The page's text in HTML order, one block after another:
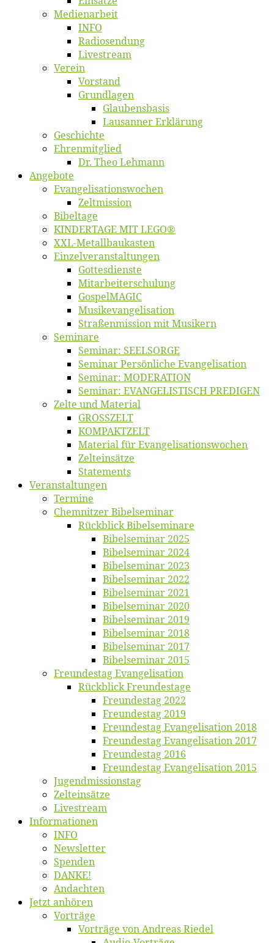
Me­di­en­ar­beit
INFO
Ra­dio­sen­dung
Live­stream
Ver­ein
Vor­stand
Grund­la­gen
Glaubens­ba­sis
Lausan­ner Erklärung
Ge­schich­te
Eh­ren­mit­glied
Dr. Theo Lehmann
An­ge­bo­te
Evangelisa­tions­wo­chen
Zelt­mis­si­on
Bi­bel­ta­ge
KINDERTAGE MIT LEGO®
XXL-Me­­tal­l­­bau­­kas­­ten
Einzelver­an­stal­tungen
Got­tes­diens­te
Mitarbeiter­schulung
Gos­pel­MA­GIC
Musikevan­ge­li­sa­tion
Straßenmis­sion mit Musikern
Se­mi­na­re
Se­mi­nar: SEELSORGE
Se­mi­nar Per­sön­li­che Evangelisation
Se­mi­nar: MODERATION
Se­mi­nar: EVANGELISTISCH PREDIGEN
Zel­te und Material
GROSSZELT
KOMPAKTZELT
Ma­te­ri­al für Evangelisationswochen
Zelt­ein­sät­ze
State­ments
Ver­an­stal­tun­gen
Ter­mi­ne
Chemnit­zer Bibelseminar
Rück­blick Bibelseminare
Bi­bel­se­mi­nar 2025
Bi­bel­se­mi­nar 2024
Bi­bel­se­mi­nar 2023
Bi­bel­se­mi­nar 2022
Bi­bel­se­mi­nar 2021
Bi­bel­se­mi­nar 2020
Bi­bel­se­mi­nar 2019
Bi­bel­se­mi­nar 2018
Bibelsemi­nar 2017
Bibelsemi­nar 2015
Freun­des­tag Evangelisation
Rück­blick Freundestage
Freun­des­tag 2022
Freun­des­tag 2019
Freun­des­tag Evan­ge­li­sa­ti­on 2018
Freun­des­tag Evan­ge­li­sa­ti­on 2017
Freun­des­tag 2016
Freun­des­tag Evan­ge­li­sa­ti­on 2015
Jugend­mis­sions­tag
Zelt­ein­sät­ze
Live­stream
Informatio­nen
INFO
News­let­ter
Spen­den
DANKE!
An­dach­ten
Jetzt an­hö­ren
Vor­trä­ge
Vor­trä­ge von An­dre­as Riedel